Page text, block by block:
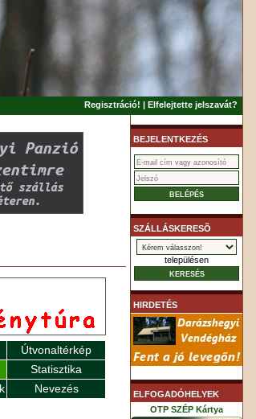
Regisztráció! | Elfelejtette jelszavát?
Útvonaltérkép
Statisztika
Nevezés
BEJELENTKEZÉS
SZÁLLÁSKERESÕ
településen
HIRDETÉS
ELFOGADÓHELYEK
OTP SZÉP Kártya